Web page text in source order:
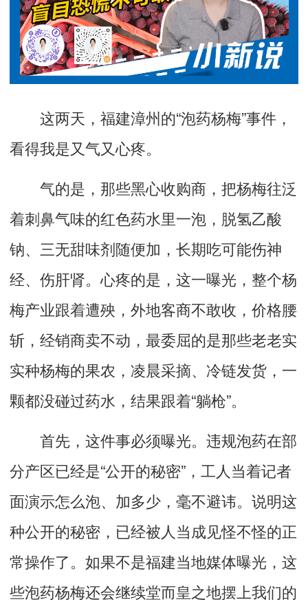
这两天，福建漳州的“泡药杨梅”事件，
看得我是又气又心疼。
气的是，那些黑心收购商，把杨梅往泛
着刺鼻气味的红色药水里一泡，脱氢乙酸
钠、三无甜味剂随便加，长期吃可能伤神
经、伤肝肾。心疼的是，这一曝光，整个杨
梅产业跟着遭殃，外地客商不敢收，价格腰
斩，经销商卖不动，最委屈的是那些老老实
实种杨梅的果农，凌晨采摘、冷链发货，一
颗都没碰过药水，结果跟着“躺枪”。
首先，这件事必须曝光。违规泡药在部
分产区已经是“公开的秘密”，工人当着记者
面演示怎么泡、加多少，毫不避讳。说明这
种公开的秘密，已经被人当成见怪不怪的正
常操作了。如果不是福建当地媒体曝光，这
些泡药杨梅还会继续堂而皇之地摆上我们的